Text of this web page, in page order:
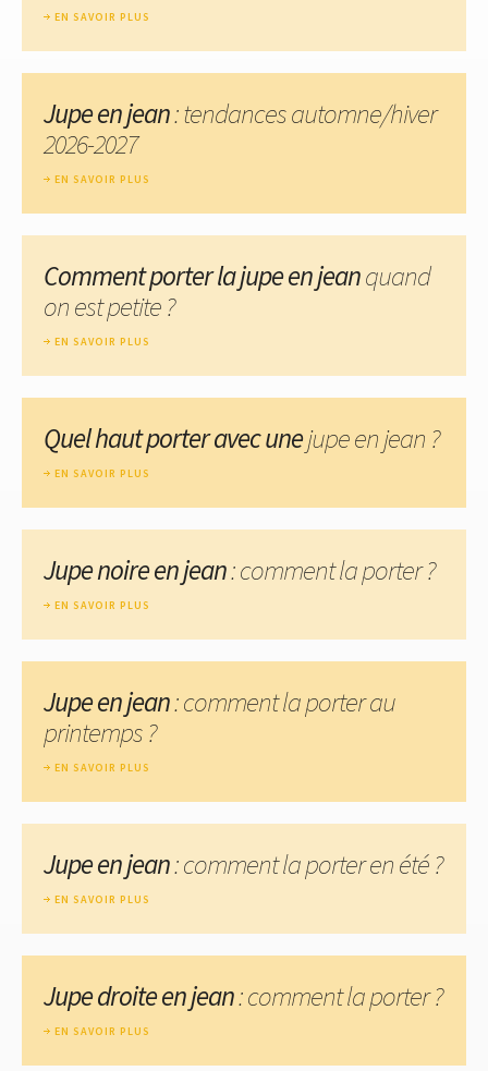
EN SAVOIR PLUS
Jupe en jean: tendances automne/hiver
2026-2027
EN SAVOIR PLUS
Comment porter la jupe en jeanquand
on est petite ?
EN SAVOIR PLUS
Quel haut porter avec unejupe en jean ?
EN SAVOIR PLUS
Jupe noire en jean: comment la porter ?
EN SAVOIR PLUS
Jupe en jean: comment la porter au
printemps ?
EN SAVOIR PLUS
Jupe en jean: comment la porter en été ?
EN SAVOIR PLUS
Jupe droite en jean: comment la porter ?
EN SAVOIR PLUS